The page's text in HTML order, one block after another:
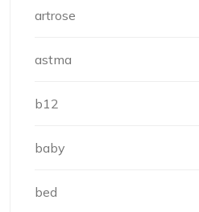
artrose
astma
b12
baby
bed